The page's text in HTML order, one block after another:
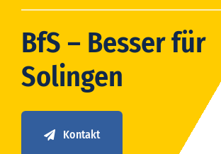
BfS – Besser für
Solingen
Kontakt